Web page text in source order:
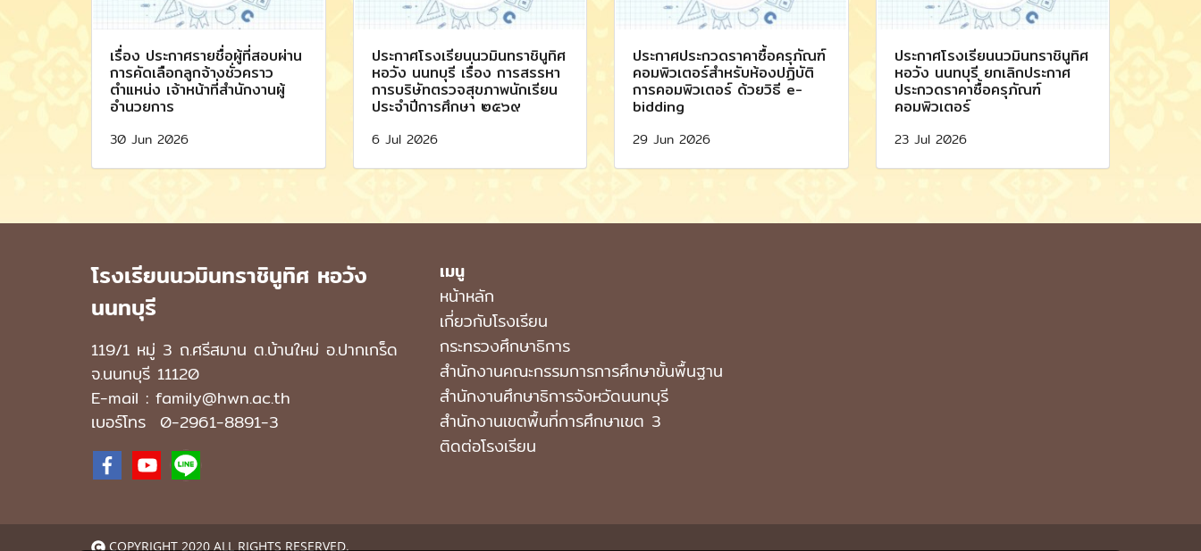
เรื่อง ประกาศรายชื่อผู้ที่สอบผ่าน
การคัดเลือกลูกจ้างชั่วคราว
ตำแหน่ง เจ้าหน้าที่สำนักงานผู้
อำนวยการ
30 Jun 2026
ประกาศโรงเรียนนวมินทราชินูทิศ
หอวัง นนทบุรี เรื่อง การสรรหา
การบริษัทตรวจสุขภาพนักเรียน
ประจำปีการศึกษา ๒๕๖๙
6 Jul 2026
ประกาศประกวดราคาซื้อครุภัณฑ์
คอมพิวเตอร์สำหรับห้องปฏิบัติ
การคอมพิวเตอร์ ด้วยวิธี e-
bidding
29 Jun 2026
ประกาศโรงเรียนนวมินทราชินูทิศ
หอวัง นนทบุรี ยกเลิกประกาศ
ประกวดราคาซื้อครุภัณฑ์
คอมพิวเตอร์
23 Jul 2026
โรงเรียนนวมินทราชินูทิศ หอวัง
นนทบุรี
119/1 หมู่ 3 ถ.ศรีสมาน ต.บ้านใหม่ อ.ปากเกร็ด
จ.นนทบุรี 11120
E-mail : family@hwn.ac.th
เบอร์โทร 0-2961-8891-3
เมนู
หน้าหลัก
เกี่ยวกับโรงเรียน
กระทรวงศึกษาธิการ
สำนักงานคณะกรรมการการศึกษาขั้นพื้นฐาน
สำนักงานศึกษาธิการจังหวัดนนทบุรี
สำนักงานเขตพื้นที่การศึกษาเขต 3
ติดต่อโรงเรียน
COPYRIGHT 2020 ALL RIGHTS RESERVED.